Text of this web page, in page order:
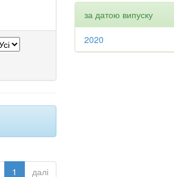
1 далі
за датою випуску
2020